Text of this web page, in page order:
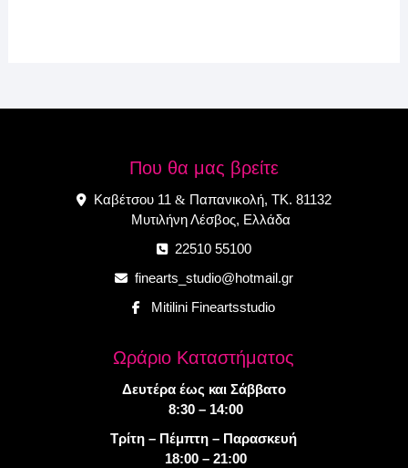
Που θα μας βρείτε
Καβέτσου 11 &Παπανικολή, ΤΚ. 81132
Μυτιλήνη Λέσβος, Ελλάδα
22510 55100
finearts_studio@hotmail.gr
Mitilini Fineartsstudio
Ωράριο Καταστήματος
Δευτέρα έως και Σάββατο
8:30 – 14:00
Τρίτη – Πέμπτη – Παρασκευή
18:00 – 21:00